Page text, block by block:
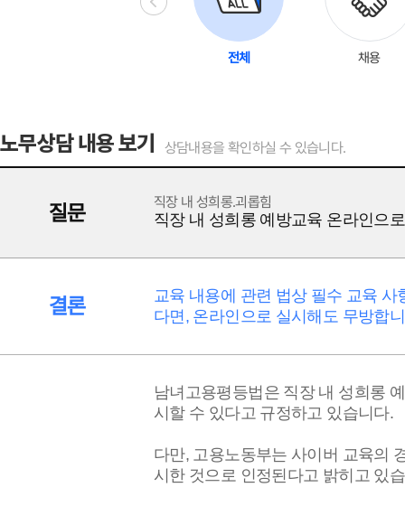
전체
HR 일반사항 채용
노무상담 내용 보기 상담내용을 확인하실 수 있습니다.
질문 직장 내 성희롱.괴롭힘
직장 내 성희롱 예방교육 온라인으
결론
교육 내용에 관련 법상 필수 교육
다면, 온라인으로 실시해도 무방합
남녀고용평등법은 직장 내 성희롱
시할 수 있다고 규정하고 있습니다.
다만, 고용노동부는 사이버 교육의
시한 것으로 인정된다고 밝히고 있